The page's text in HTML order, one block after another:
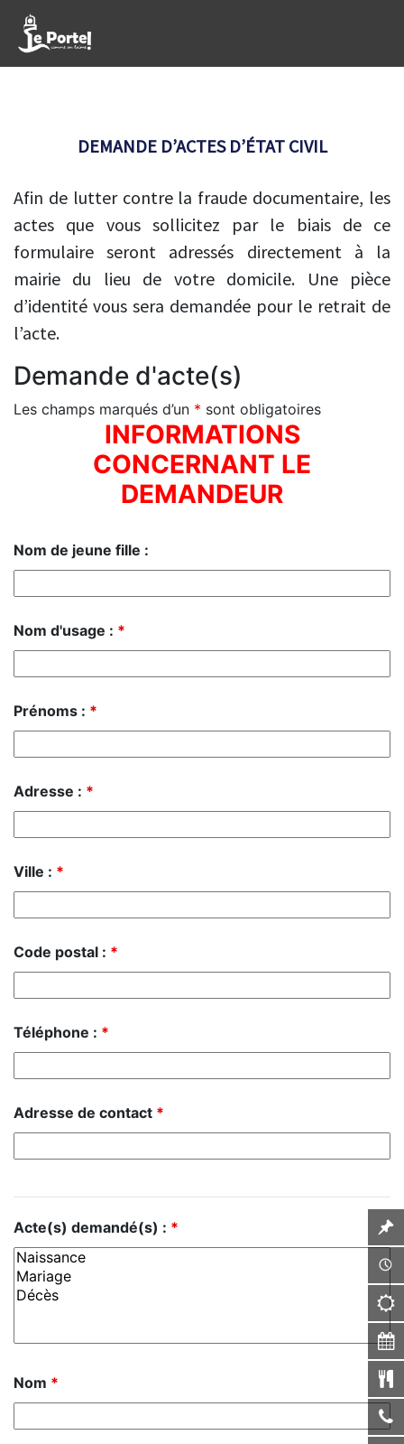
DEMANDE D’ACTES D’ÉTAT CIVIL
Afin de lutter contre la fraude documentaire, les
actes que vous sollicitez par le biais de ce
formulaire seront adressés directement à la
mairie du lieu de votre domicile. Une pièce
d’identité vous sera demandée pour le retrait de
l’acte.
Demande d'acte(s)
Les champs marqués d’un * sont obligatoires
INFORMATIONS
CONCERNANT LE
DEMANDEUR
Nom de jeune fille :
Nom d'usage : *
Prénoms : *
Adresse : *
Ville : *
Code postal : *
Téléphone : *
Adresse de contact *
Acte(s) demandé(s) : *
Nom *